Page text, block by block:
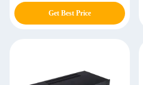
fio de classe D
Get Best Price